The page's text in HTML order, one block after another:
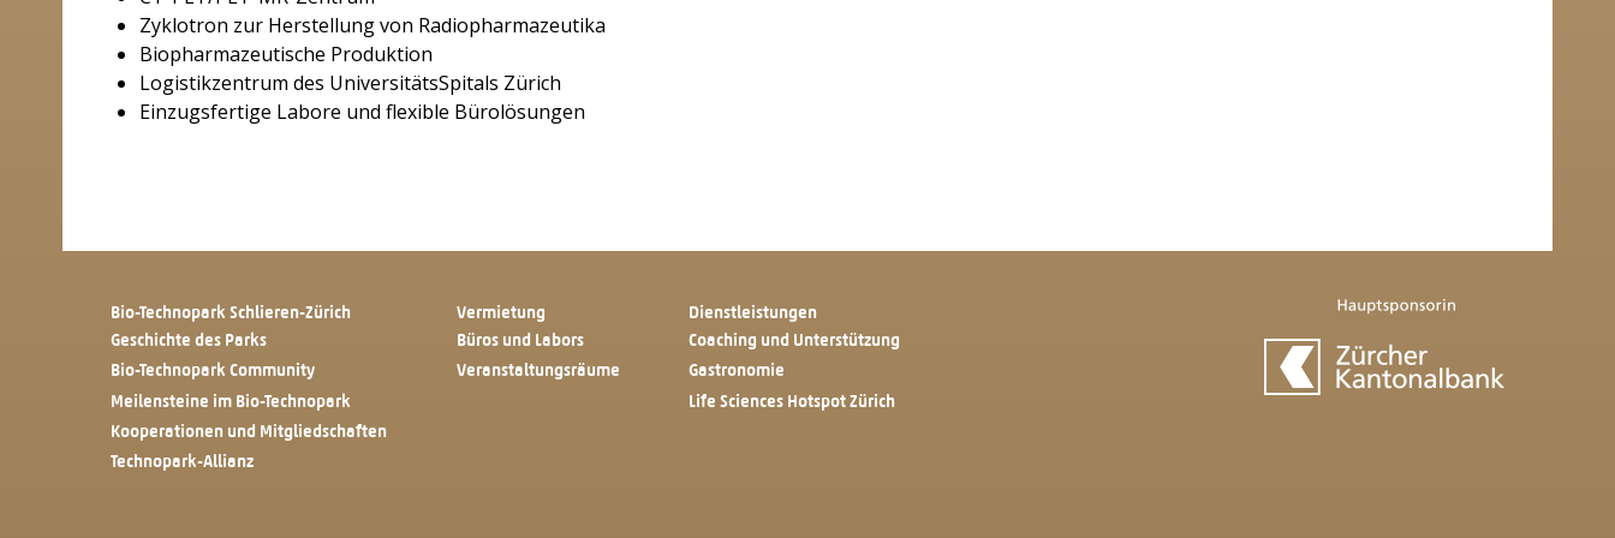
Zyklotron zur Herstellung von Radiopharmazeutika
Biopharmazeutische Produktion
Logistikzentrum des UniversitätsSpitals Zürich
Einzugsfertige Labore und flexible Bürolösungen
Bio-Technopark Schlieren-Zürich
Geschichte des Parks
Bio-Technopark Community
Meilensteine im Bio-Technopark
Kooperationen und Mitgliedschaften
Technopark-Allianz
Vermietung
Büros und Labors
Veranstaltungsräume
Dienstleistungen
Coaching und Unterstützung
Gastronomie
Life Sciences Hotspot Zürich